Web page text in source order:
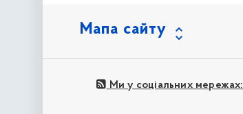
Мапа сайту
Ми у соціальних мережах: